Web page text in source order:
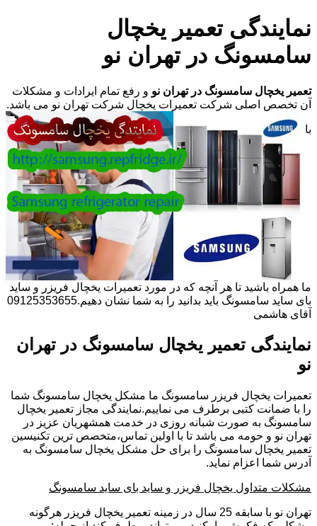
نمایندگی تعمیر یخچال
سامسونگ در تهران نو
تعمیر یخچال سامسونگ در تهران نو و رفع تمام ایرادات و مشکلات
آن تخصص اصلی شرکت تعمیرات یخچال شرکت تهران نو می باشد.
با
ما همراه باشید تا هر آنچه که در مورد تعمیرات یخچال فریزر و ساید
بای ساید سامسونگ باید بدانید را به شما نشان دهیم.09125353655
آقای هاشمی
نمایندگی تعمیر یخچال سامسونگ در تهران
نو
تعمیرات یخچال فریزر سامسونگ ما مشکل یخچال سامسونگ شما
را با ضمانت کتبی برطرف می نماییم.نمایندگی مجاز تعمیر یخچال
سامسونگ به صورت شبانه روزی در خدمت همشهریان عزیز در
تهران نو و حومه می باشد تا با اولین تماس،متخصص ترین تکنیسین
تعمیر یخچال سامسونگ را برای حل مشکل یخچال سامسونگ به
آدرس شما اعزام نماید.
مشکلات متداول یخچال فریزر و ساید بای ساید سامسونگ
تهران نو با سابقه 25 سال در زمینه تعمیر یخچال فریزر هرگونه